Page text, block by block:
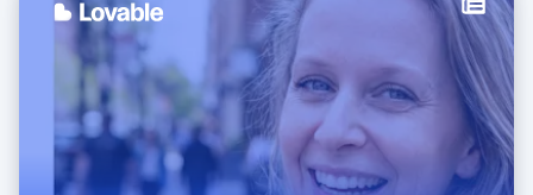
オーストリア
Deutsch
オランダ
Nederlands English
カナダ
EnglishFrançais
キプロス